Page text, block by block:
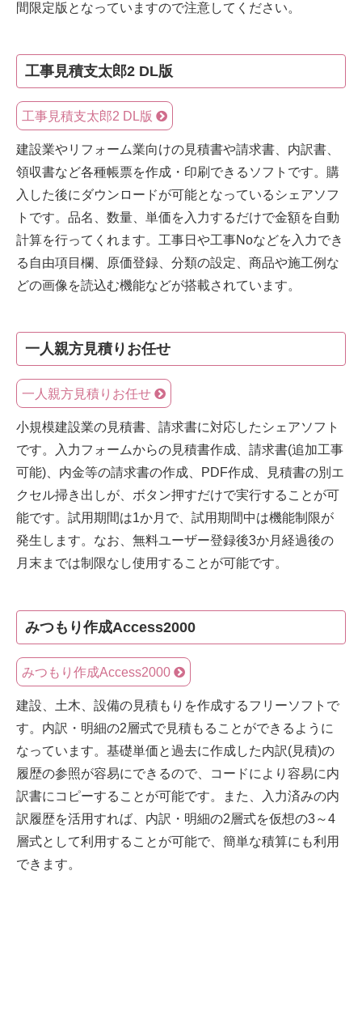
間限定版となっていますので注意してください。
工事見積支太郎2 DL版
工事見積支太郎2 DL版
建設業やリフォーム業向けの見積書や請求書、内訳書、
領収書など各種帳票を作成・印刷できるソフトです。購
入した後にダウンロードが可能となっているシェアソフ
トです。品名、数量、単価を入力するだけで金額を自動
計算を行ってくれます。工事日や工事Noなどを入力でき
る自由項目欄、原価登録、分類の設定、商品や施工例な
どの画像を読込む機能などが搭載されています。
一人親方見積りお任せ
一人親方見積りお任せ
小規模建設業の見積書、請求書に対応したシェアソフト
です。入力フォームからの見積書作成、請求書(追加工事
可能)、内金等の請求書の作成、PDF作成、見積書の別エ
クセル掃き出しが、ボタン押すだけで実行することが可
能です。試用期間は1か月で、試用期間中は機能制限が
発生します。なお、無料ユーザー登録後3か月経過後の
月末までは制限なし使用することが可能です。
みつもり作成Access2000
みつもり作成Access2000
建設、土木、設備の見積もりを作成するフリーソフトで
す。内訳・明細の2層式で見積もることができるように
なっています。基礎単価と過去に作成した内訳(見積)の
履歴の参照が容易にできるので、コードにより容易に内
訳書にコピーすることが可能です。また、入力済みの内
訳履歴を活用すれば、内訳・明細の2層式を仮想の3～4
層式として利用することが可能で、簡単な積算にも利用
できます。